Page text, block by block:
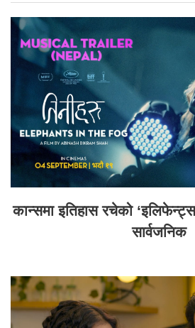
कान्समा इतिहास रचेको
सार्वजनिक